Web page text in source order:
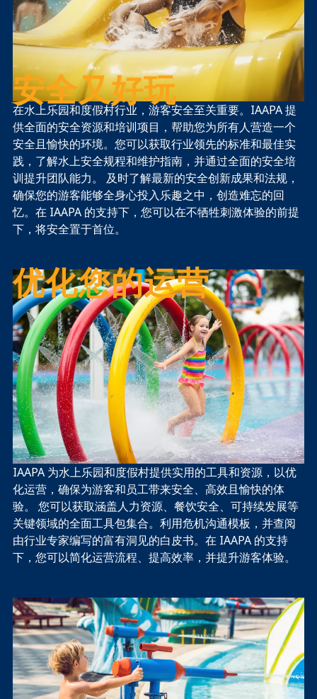
安全又好玩
在水上乐园和度假村行业，游客安全至关重要。IAAPA 提
供全面的安全资源和培训项目，帮助您为所有人营造一个
安全且愉快的环境。您可以获取行业领先的标准和最佳实
践，了解水上安全规程和维护指南，并通过全面的安全培
训提升团队能力。 及时了解最新的安全创新成果和法规，
确保您的游客能够全身心投入乐趣之中，创造难忘的回
忆。在 IAAPA 的支持下，您可以在不牺牲刺激体验的前提
下，将安全置于首位。
优化您的运营
IAAPA 为水上乐园和度假村提供实用的工具和资源，以优
化运营，确保为游客和员工带来安全、高效且愉快的体
验。 您可以获取涵盖人力资源、餐饮安全、可持续发展等
关键领域的全面工具包集合。利用危机沟通模板，并查阅
由行业专家编写的富有洞见的白皮书。在 IAAPA 的支持
下，您可以简化运营流程、提高效率，并提升游客体验。